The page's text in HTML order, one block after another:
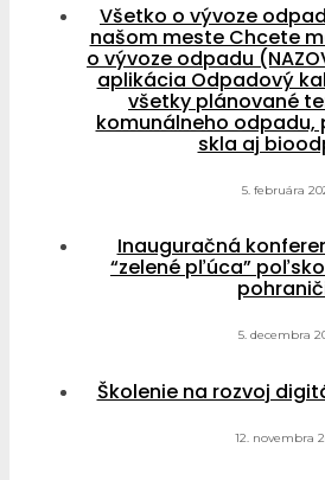
Všetko o vývoze
našom meste Chcete
o vývoze odpadu
aplikácia Odpadový
všetky plánované
komunálneho odpadu,
skla aj
5. februára
Inauguračná
“zelené pľúca”
5. decembra
Školenie na rozvoj
12. novembra